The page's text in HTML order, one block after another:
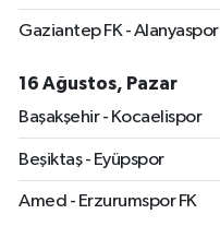
Gaziantep FK - Alanyaspor
16 Ağustos, Pazar
Başakşehir - Kocaelispor
Beşiktaş - Eyüpspor
Amed - Erzurumspor FK